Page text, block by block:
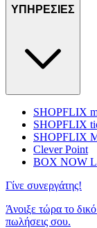
ΥΠΗΡΕΣΙΕΣ
SHOPFLIX
SHOPFLIX
SHOPFLIX
Clever Point
BOX NOW
Γίνε συνεργάτης!
Άνοιξε τώρα το
πωλήσεις σου.